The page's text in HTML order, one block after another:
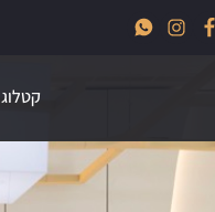
שלנו לזמן מוגבל
קטלוג